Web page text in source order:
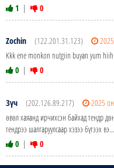
1 | 0
Zochin (122.201.31.123)
Kkk ene monkon nutgiin buyan yum
0 | 0
Зүч (202.126.89.217)
2025
өвөл хаяанд ирчихсэн байхад тендр
тендрээ шалгаруулсаар хэзээ бүтээх вэ...
0 | 0